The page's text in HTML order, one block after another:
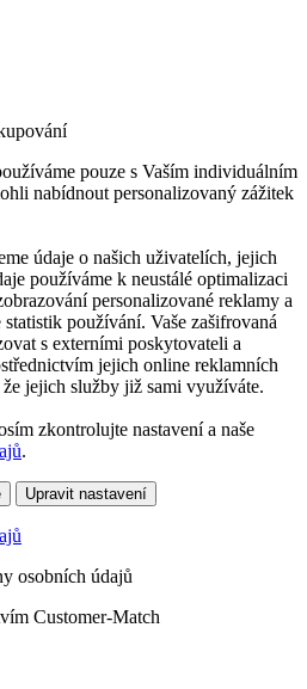
pouze s Vaším individuálním
nabídnout personalizovaný zážitek
údaje o našich uživatelích, jejich
používáme k neustálé optimalizaci
personalizované reklamy a
používání. Vaše zašifrovaná
s externími poskytovateli a
jejich online reklamních
jejich služby již sami využíváte.
zkontrolujte nastavení a naše
.
Upravit nastavení
osobních údajů
Customer-Match